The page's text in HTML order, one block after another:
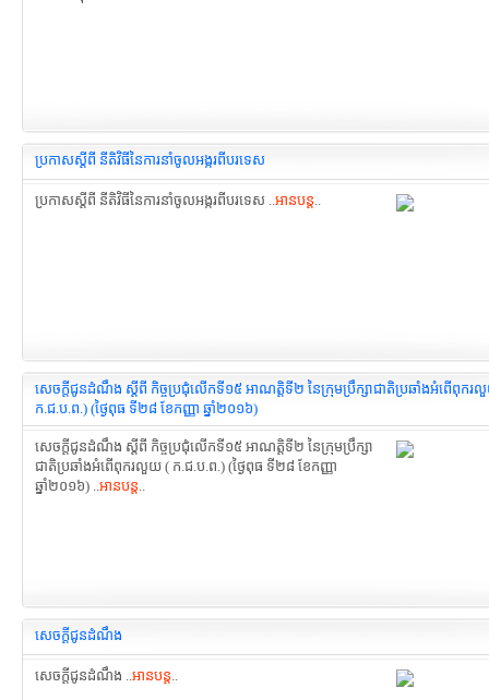
ប្រកាសស្តីពី នីតិវិធីនៃការនាំចូលអង្ករពីបរទេស
ប្រកាសស្តីពី នីតិវិធីនៃការនាំចូលអង្ករពីបរទេស ..អានបន្ត..
សេចក្ដីជូនដំណឹង ស្ដីពី កិច្ចប្រជុំលើកទី១៥ អាណត្តិទី២ នៃក្រុមប្រឹក្សាជាតិប្រឆាំងអំពើពុករ
ក.ជ.ប.ព.) (ថ្ងៃពុធ ទី២៨ ខែកញ្ញា ឆ្នាំ២០១៦)
សេចក្ដីជូនដំណឹង ស្ដីពី កិច្ចប្រជុំលើកទី១៥ អាណត្តិទី២ នៃក្រុមប្រឹក្សា
ជាតិប្រឆាំងអំពើពុករលួយ ( ក.ជ.ប.ព.) (ថ្ងៃពុធ ទី២៨ ខែកញ្ញា
ឆ្នាំ២០១៦) ..អានបន្ត..
សេចក្ដីជូនដំណឹង
សេចក្ដីជូនដំណឹង ..អានបន្ត..